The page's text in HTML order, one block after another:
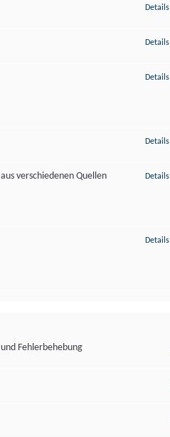
Details
Details
Details
Details
verschiedenen Quellen
Details
Details
Fehlerbehebung